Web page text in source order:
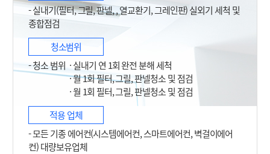
- 실내기(필터, 그릴, 판넬, , 열교환기, 그레인판) 실외기 세척 및
종합점검
청소범위
- 청소 범위 · 실내기 연 1회 완전 분해 세척
· 월 1회 필터, 그릴, 판넬청소 및 점검
· 월 1회 필터, 그릴, 판넬청소 및 점검
적용 업체
- 모든 기종 에어컨(시스템에어컨, 스마트에어컨, 벽걸이에어
컨) 대량보유업체